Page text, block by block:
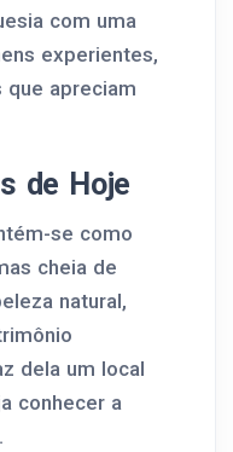
com uma
experientes,
apreciam
de Hoje
se como
cheia de
natural,
dela um local
conhecer a